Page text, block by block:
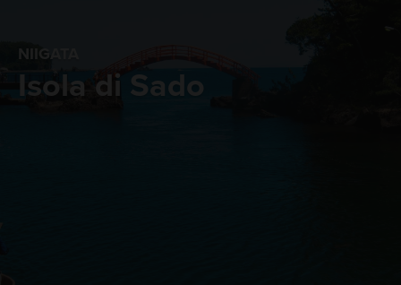
NIIGATA
Isola di Sado